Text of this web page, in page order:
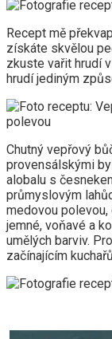
Recept mě
získáte skvělou
zkuste vařit hrudí
hrudí jediným
Chutný vepřový
provensálskými
alobalu s
průmyslovým
medovou polevou,
jemné, voňavé a
umělých barviv.
začínajícím